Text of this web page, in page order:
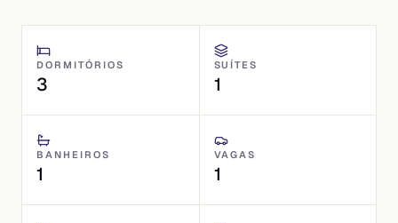
DORMITÓRIOS
3
SUÍTES
1
BANHEIROS
1
VAGAS
1